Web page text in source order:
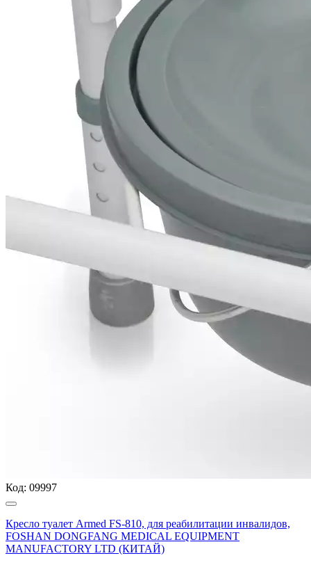
Код: 09997
Кресло туалет Armed FS-810, для реабилитации инвалидов,
FOSHAN DONGFANG MEDICAL EQUIPMENT
MANUFACTORY LTD (КИТАЙ)